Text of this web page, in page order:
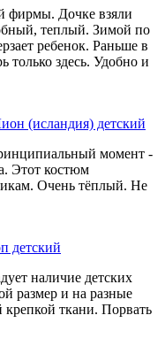
фирмы. Дочке взяли
теплый. Зимой по
ребенок. Раньше в
только здесь. Удобно и
(исландия) детский
момент -
Этот костюм
Очень тёплый. Не
детский
наличие детских
размер и на разные
ткани. Порвать